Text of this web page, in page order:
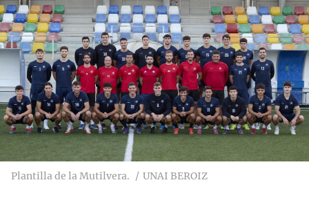
Plantilla de la Mutilvera. UNAI BEROIZ